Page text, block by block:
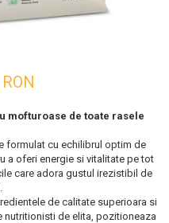
mofturoase de toate rasele
formulat cu echilibrul optim de
a oferi energie si vitalitate pe tot
care adora gustul irezistibil de
de calitate superioara si
de elita, pozitioneaza